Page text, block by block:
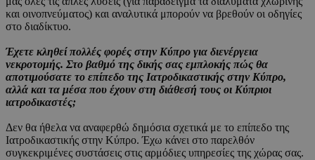
και οινοπνεύματος) και αναλυτικά μπορούν να βρεθούν οι οδηγίες
στο διαδίκτυο.
Έχετε κληθεί πολλές φορές στην Κύπρο για διενέργεια
νεκροτομής. Στο βαθμό της δικής σας εμπλοκής πώς θα
αποτιμούσατε το επίπεδο της Ιατροδικαστικής στην Κύπρο,
αλλά και τα μέσα που έχουν στη διάθεσή τους οι Κύπριοι
ιατροδικαστές;
Δεν θα ήθελα να αναφερθώ δημόσια σχετικά με το επίπεδο της
Ιατροδικαστικής στην Κύπρο. Έχω κάνει στο παρελθόν
συγκεκριμένες συστάσεις στις αρμόδιες υπηρεσίες της χώρας σας.